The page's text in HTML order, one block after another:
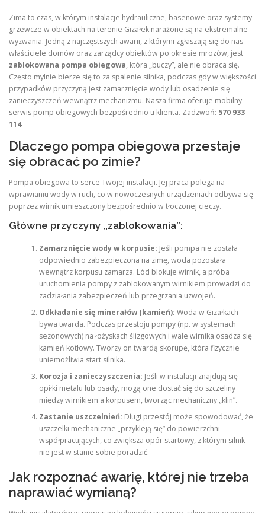
Zima to czas, w którym instalacje hydrauliczne, basenowe oraz systemy
grzewcze w obiektach na terenie Gizałek narażone są na ekstremalne
wyzwania. Jedną z najczęstszych awarii, z którymi zgłaszają się do nas
właściciele domów oraz zarządcy obiektów po okresie mrozów, jest
zablokowana pompa obiegowa, która „buczy”, ale nie obraca się.
Często mylnie bierze się to za spalenie silnika, podczas gdy w większości
przypadków przyczyną jest zamarznięcie wody lub osadzenie się
zanieczyszczeń wewnątrz mechanizmu. Nasza firma oferuje mobilny
serwis pomp obiegowych bezpośrednio u klienta. Zadzwoń: 570 933
114.
Dlaczego pompa obiegowa przestaje
się obracać po zimie?
Pompa obiegowa to serce Twojej instalacji. Jej praca polega na
wprawianiu wody w ruch, co w nowoczesnych urządzeniach odbywa się
poprzez wirnik umieszczony bezpośrednio w tłoczonej cieczy.
Główne przyczyny „zablokowania”:
Zamarznięcie wody w korpusie: Jeśli pompa nie została
odpowiednio zabezpieczona na zimę, woda pozostała
wewnątrz korpusu zamarza. Lód blokuje wirnik, a próba
uruchomienia pompy z zablokowanym wirnikiem prowadzi do
zadziałania zabezpieczeń lub przegrzania uzwojeń.
Odkładanie się minerałów (kamień): Woda w Gizałkach
bywa twarda. Podczas przestoju pompy (np. w systemach
sezonowych) na łożyskach ślizgowych i wale wirnika osadza się
kamień kotłowy. Tworzy on twardą skorupę, która fizycznie
uniemożliwia start silnika.
Korozja i zanieczyszczenia: Jeśli w instalacji znajdują się
opiłki metalu lub osady, mogą one dostać się do szczeliny
między wirnikiem a korpusem, tworząc mechaniczny „klin”.
Zastanie uszczelnień: Długi przestój może spowodować, że
uszczelki mechaniczne „przykleją się” do powierzchni
współpracujących, co zwiększa opór startowy, z którym silnik
nie jest w stanie sobie poradzić.
Jak rozpoznać awarię, której nie trzeba
naprawiać wymianą?